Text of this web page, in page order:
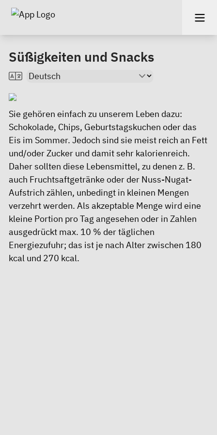
Süßigkeiten und Snacks
Sie gehören einfach zu unserem Leben dazu:
Schokolade, Chips, Geburtstagskuchen oder das
Eis im Sommer. Jedoch sind sie meist reich an Fett
und/oder Zucker und damit sehr kalorienreich.
Daher sollten diese Lebensmittel, zu denen z. B.
auch Fruchtsaftgetränke oder der Nuss-Nugat-
Aufstrich zählen, unbedingt in kleinen Mengen
verzehrt werden. Als akzeptable Menge wird eine
kleine Portion pro Tag angesehen oder in Zahlen
ausgedrückt max. 10 % der täglichen
Energiezufuhr; das ist je nach Alter zwischen 180
kcal und 270 kcal.